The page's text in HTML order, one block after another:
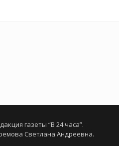
газеты “В 24 часа”.
Светлана Андреевна.